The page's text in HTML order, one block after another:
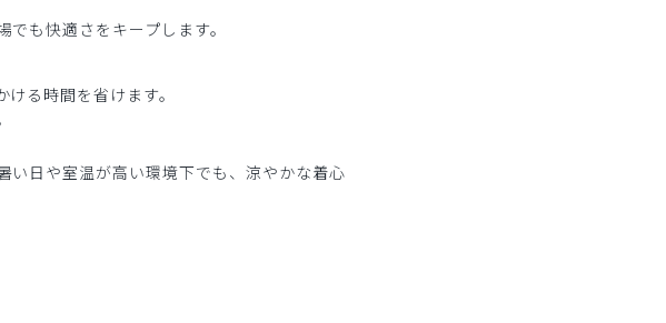
も快適さをキープします。
る時間を省けます。
い日や室温が高い環境下でも、涼やかな着心